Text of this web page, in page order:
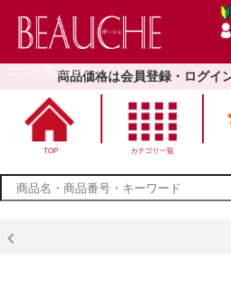
エステ用品卸売サイト
商品価格は会員登録・ログイ
TOP カテゴリ一覧